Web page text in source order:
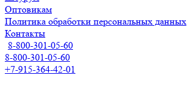
Оптовикам
Политика обработки персональных данных
Контакты
8-800-301-05-60
8-800-301-05-60
+7-915-364-42-01